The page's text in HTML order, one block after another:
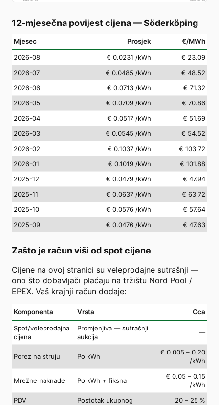
12-mjesečna povijest cijena—Söderköping
Mjesec Prosjek €/MWh
2026-08 € 0.0231 /kWh
€ 23.09
2026-07
€ 0.0485 /kWh
€ 48.52
2026-06
€ 0.0713 /kWh
€ 71.32
2026-05
€ 0.0709 /kWh
€ 70.86
2026-04
€ 0.0517 /kWh
€ 51.69
2026-03
€ 0.0545 /kWh
€ 54.52
2026-02
€ 0.1037 /kWh
€ 103.72
2026-01
€ 0.1019 /kWh
€ 101.88
2025-12
€ 0.0479 /kWh
€ 47.94
2025-11
€ 0.0637 /kWh
€ 63.72
2025-10
€ 0.0576 /kWh
€ 57.64
2025-09
€ 0.0476 /kWh € 47.63
Zašto je račun viši od spot cijene
Cijene na ovoj stranici su veleprodajne sutrašnji —
ono što dobavljači plaćaju na tržištu Nord Pool /
EPEX. Vaš krajnji račun dodaje:
Komponenta Vrsta Cca
Spot/veleprodajna
cijena
Promjenjiva — sutrašnji
aukcija
—
Porez na struju Po kWh
€ 0.005 – 0.20
/kWh
Mrežne naknade Po kWh + fiksna
€ 0.05 – 0.15
/kWh
PDV
Postotak ukupnog 20 – 25 %